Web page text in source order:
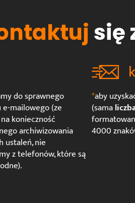
się
do sprawnego
mailowego (ze
konieczność
archiwizowania
ustaleń, nie
z telefonów, które są
*aby
(sama
4000